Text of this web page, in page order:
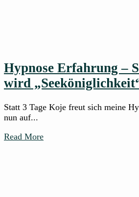
Hypnose Erfahrung –
wird
Statt 3 Tage Koje freut sich meine
nun auf...
Read More